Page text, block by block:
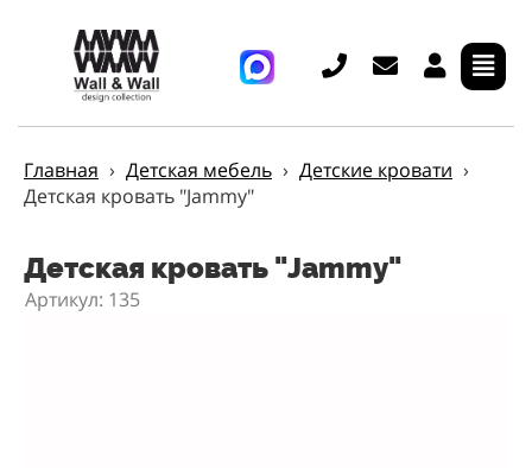
Главная › Детская мебель › Детские кровати ›
Детская кровать "Jammy"
Детская кровать "Jammy"
Артикул: 135